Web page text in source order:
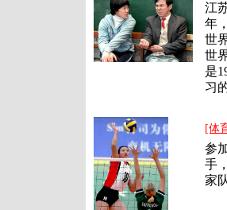
江
年
世
世
是
习
[体
参
手
家